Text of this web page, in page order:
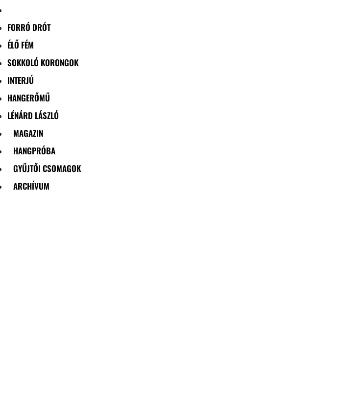
FORRÓ DRÓT
ÉLŐ FÉM
SOKKOLÓ KORONGOK
INTERJÚ
HANGERŐMŰ
LÉNÁRD LÁSZLÓ
MAGAZIN
HANGPRÓBA
GYŰJTŐI CSOMAGOK
ARCHÍVUM